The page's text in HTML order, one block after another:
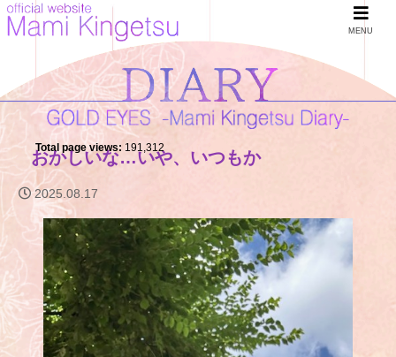
Total page views: 191,312
おかしいな…いや、いつもか
2025.08.17
MENU